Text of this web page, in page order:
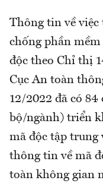
Thông tin về
chống phần mềm
độc theo Chỉ thị
Cục An toàn
12/2022 đã có
bộ/ngành) triển
mã độc tập trung
thông tin về mã
toàn không gian